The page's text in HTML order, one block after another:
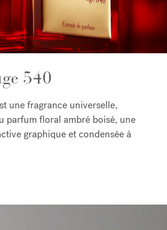
540
une fragrance universelle,
parfum floral ambré boisé, une
graphique et condensée à